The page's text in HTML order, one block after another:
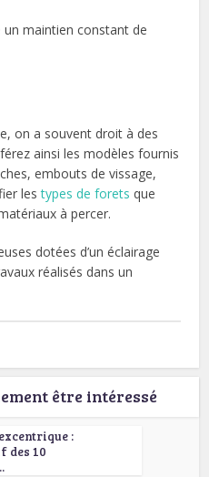
un maintien constant de
on a souvent droit à des
ainsi les modèles fournis
embouts de vissage,
lestypes de forets que
à percer.
dotées d’un éclairage
réalisés dans un
être intéressé
:
des 10